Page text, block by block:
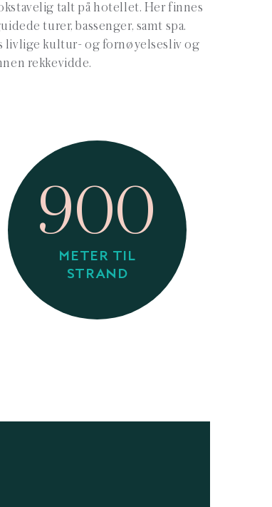
talt på hotellet. Her finnes
turer, bassenger, samt spa.
livlige kultur- og fornøyelsesliv og
rekkevidde.
900
METER TIL
STRAND